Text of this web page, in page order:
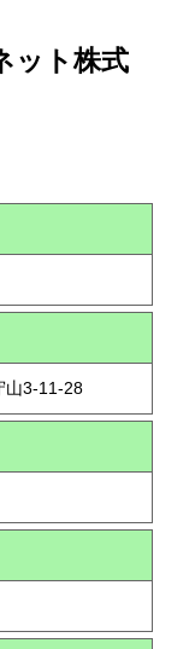
ット株式
山3-11-28